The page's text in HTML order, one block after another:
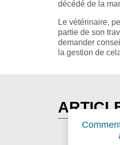
décédé de la
Le vétérinaire,
partie de son
demander
la gestion de